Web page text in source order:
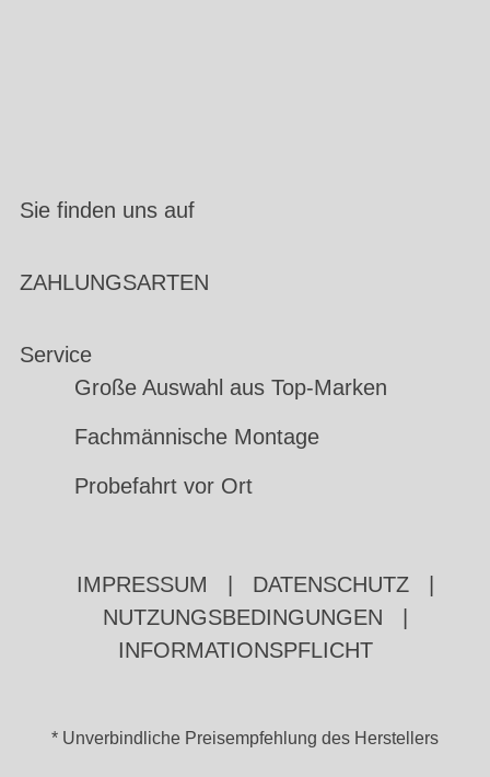
Sie finden uns auf
ZAHLUNGSARTEN
Service
Große Auswahl aus Top-Marken
Fachmännische Montage
Probefahrt vor Ort
IMPRESSUM DATENSCHUTZ
NUTZUNGSBEDINGUNGEN
INFORMATIONSPFLICHT
* Unverbindliche Preisempfehlung des Herstellers